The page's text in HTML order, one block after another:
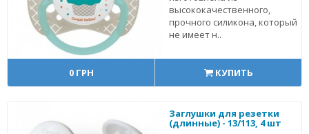
высококачественного,
прочного силикона, который
не имеет н..
0 ГРН КУПИТЬ
Заглушки для резетки
(длинные) - 13/113, 4 шт